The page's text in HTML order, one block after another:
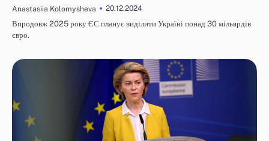
Anastasiia Kolomysheva
20.12.2024
Впродовж 2025 року ЄС планує виділити Україні понад 30 мільярдів
євро.